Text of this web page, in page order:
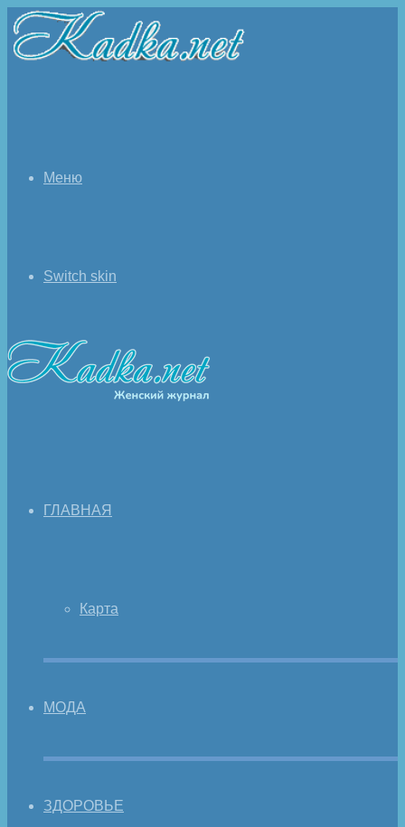
Меню
Switch skin
ГЛАВНАЯ
Карта
МОДА
ЗДОРОВЬЕ